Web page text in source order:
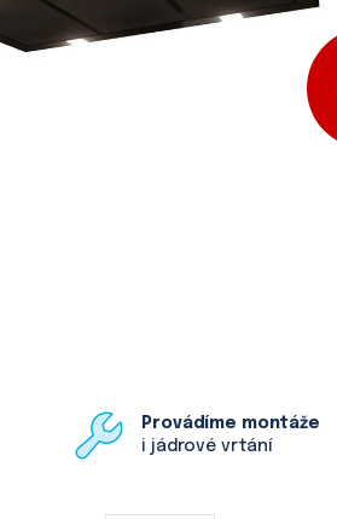
Provádíme montáže
i jádrové vrtání